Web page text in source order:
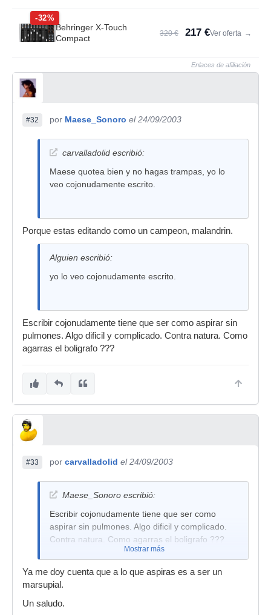
-32%
Behringer X-Touch
Compact
320 € 217 €Ver oferta →
Enlaces de afiliación
#32 por Maese_Sonoro el 24/09/2003
carvalladolid escribió:
Maese quotea bien y no hagas trampas, yo lo
veo cojonudamente escrito.
Porque estas editando como un campeon, malandrin.
Alguien escribió:
yo lo veo cojonudamente escrito.
Escribir cojonudamente tiene que ser como aspirar sin
pulmones. Algo dificil y complicado. Contra natura. Como
agarras el boligrafo ???
#33 por carvalladolid el 24/09/2003
Maese_Sonoro escribió:
Escribir cojonudamente tiene que ser como
aspirar sin pulmones. Algo dificil y complicado.
Contra natura. Como agarras el boligrafo ???
Mostrar más
Ya me doy cuenta que a lo que aspiras es a ser un
marsupial.
Un saludo.